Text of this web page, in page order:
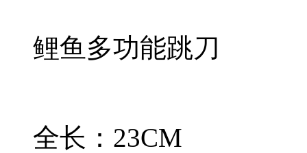
鲤鱼多功能跳刀
全长：23CM